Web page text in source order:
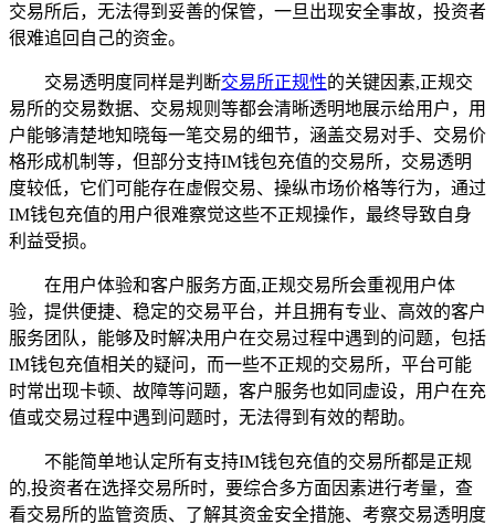
交易所后，无法得到妥善的保管，一旦出现安全事故，投资者
很难追回自己的资金。
交易透明度同样是判断交易所正规性的关键因素,正规交
易所的交易数据、交易规则等都会清晰透明地展示给用户，用
户能够清楚地知晓每一笔交易的细节，涵盖交易对手、交易价
格形成机制等，但部分支持IM钱包充值的交易所，交易透明
度较低，它们可能存在虚假交易、操纵市场价格等行为，通过
IM钱包充值的用户很难察觉这些不正规操作，最终导致自身
利益受损。
在用户体验和客户服务方面,正规交易所会重视用户体
验，提供便捷、稳定的交易平台，并且拥有专业、高效的客户
服务团队，能够及时解决用户在交易过程中遇到的问题，包括
IM钱包充值相关的疑问，而一些不正规的交易所，平台可能
时常出现卡顿、故障等问题，客户服务也如同虚设，用户在充
值或交易过程中遇到问题时，无法得到有效的帮助。
不能简单地认定所有支持IM钱包充值的交易所都是正规
的,投资者在选择交易所时，要综合多方面因素进行考量，查
看交易所的监管资质、了解其资金安全措施、考察交易透明度